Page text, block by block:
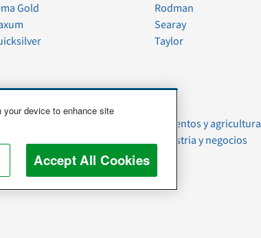
Gold
Rodman
Searay
Taylor
y chatarra
Alimentos y agricultura
Industria y negocios
your device to enhance site
Accept All Cookies